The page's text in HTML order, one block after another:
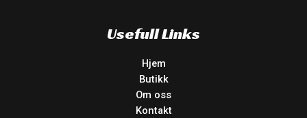
Usefull Links
Hjem
Butikk
Om oss
Kontakt